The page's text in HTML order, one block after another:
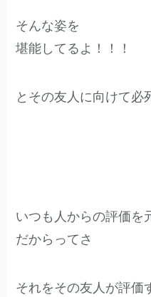
そんな姿を
堪能してるよ！！！
とその友人に向けて必
いつも人からの評価を
だからってさ
それをその友人が評価